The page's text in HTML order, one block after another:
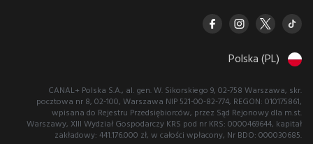
Polska (PL)
CANAL+ Polska S.A., al. gen. W. Sikorskiego 9, 02-758 Warszawa, skr.
pocztowa nr 8, 02-100, Warszawa NIP 521-00-82-774, REGON: 010175861,
wpisana do Rejestru Przedsiębiorców, przez Sąd Rejonowy dla m.st.
Warszawy, XIII Wydział Gospodarczy KRS pod nr KRS: 0000469644, kapitał
zakładowy: 441.176.000 zł, w całości wpłacony, Nr BDO: 000030685.